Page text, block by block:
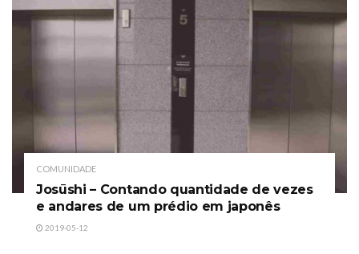
COMUNIDADE
Josūshi – Contando quantidade de vezes
e andares de um prédio em japonês
2019-05-12